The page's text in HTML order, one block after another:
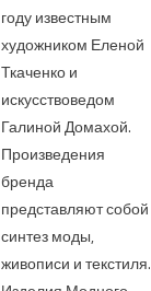
году известным
художником Еленой
Ткаченко и
искусствоведом
Галиной Домахой.
Произведения
бренда
представляют собой
синтез моды,
живописи и текстиля.